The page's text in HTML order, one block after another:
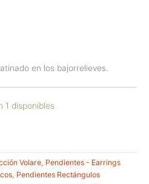
en los bajorrelieves.
1 disponibles
Volare, Pendientes - Earrings
, Pendientes Rectángulos